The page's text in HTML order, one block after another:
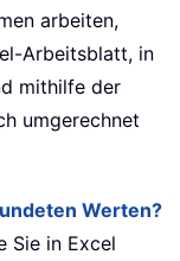
arbeiten,
Arbeitsblatt, in
mithilfe der
umgerechnet
Werten?
Sie in Excel